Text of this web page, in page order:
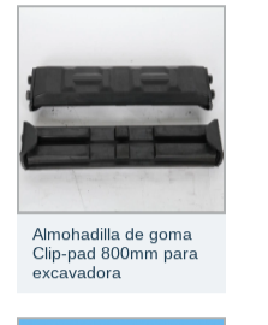
Almohadilla de goma
Clip-pad 800mm para
excavadora